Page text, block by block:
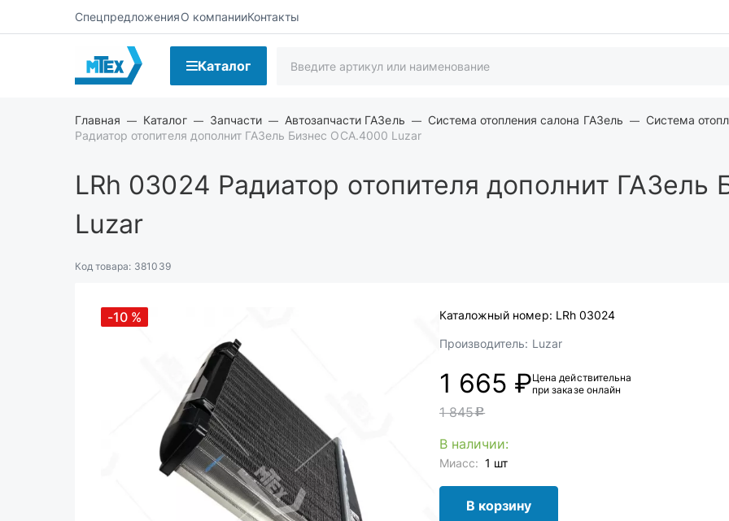
СпецпредложенияО компанииКонтакты
Каталог
Главная Каталог Запчасти Автозапчасти ГАЗель Система отопления салона ГАЗель
Система
Радиатор отопителя дополнит ГАЗель Бизнес ОСА.4000 Luzar
LRh 03024 Радиатор отопителя дополнит
Luzar
Код товара: 381039
-10 % Каталожный номер: LRh 03024
Производитель: Luzar
1 665 ₽Цена действительна
при заказе онлайн
1 845c
В наличии:
Миасс: 1 шт
В корзину